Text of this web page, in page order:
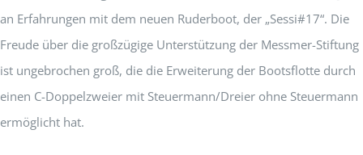
an Erfahrungen mit dem neuen Ruderboot, der „Sessi#17“. Die
Freude über die großzügige Unterstützung der Messmer-Stiftung
ist ungebrochen groß, die die Erweiterung der Bootsflotte durch
einen C-Doppelzweier mit Steuermann/Dreier ohne Steuermann
ermöglicht hat.